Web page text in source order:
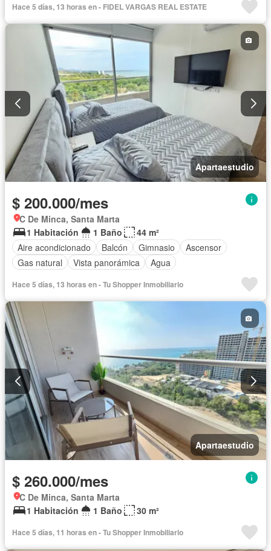
Hace 5 días, 13 horas en - FIDEL VARGAS REAL ESTATE
Apartaestudio
$ 200.000/mes
C De Minca, Santa Marta
1 Habitación
1 Baño
44 m²
Aire acondicionado
Balcón Gimnasio
Ascensor
Gas natural
Vista panorámica Agua
Hace 5 días, 13 horas en - Tu Shopper Inmobiliario
Apartaestudio
$ 260.000/mes
C De Minca, Santa Marta
1 Habitación
1 Baño 30 m²
Hace 5 días, 11 horas en - Tu Shopper Inmobiliario